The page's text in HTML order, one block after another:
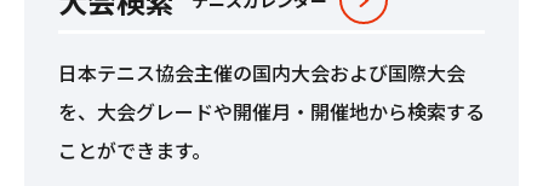
⽇本テニス協会主催の国内⼤会および国際⼤会
を、⼤会グレードや開催⽉・開催地から検索する
ことができます。